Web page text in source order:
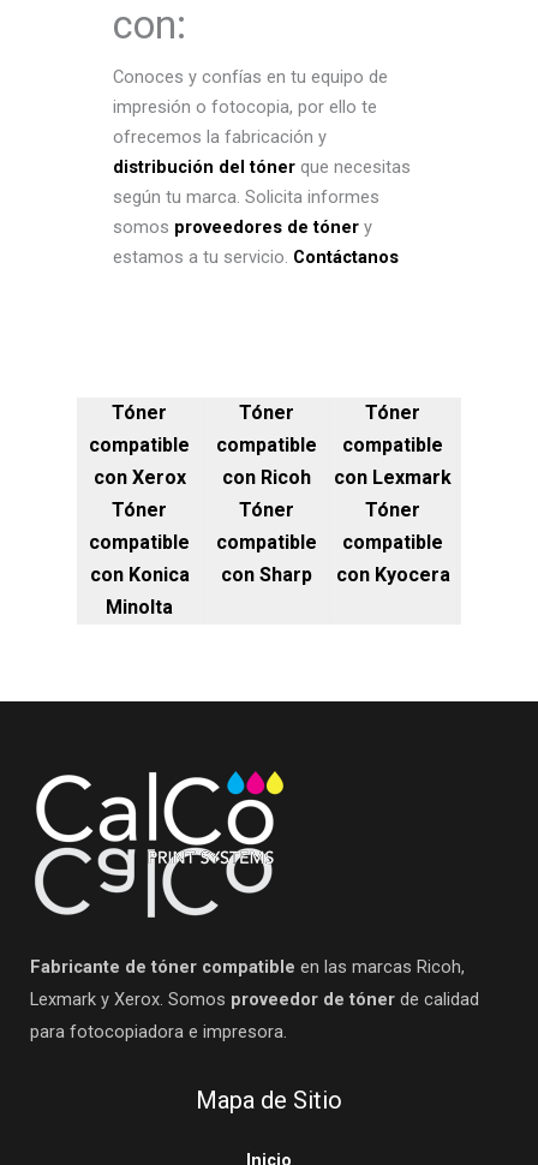
con:
Conoces y confías en tu equipo de
impresión o fotocopia, por ello te
ofrecemos la fabricación y
distribución del tóner que necesitas
según tu marca. Solicita informes
somos proveedores de tóner y
estamos a tu servicio. Contáctanos
Tóner
compatible
con Xerox
Tóner
compatible
con Ricoh
Tóner
compatible
con Lexmark
Tóner
compatible
con Konica
Minolta
Tóner
compatible
con Sharp
Tóner
compatible
con Kyocera
Fabricante de tóner compatible en las marcas Ricoh,
Lexmark y Xerox. Somos proveedor de tóner de calidad
para fotocopiadora e impresora.
Mapa de Sitio
Inicio